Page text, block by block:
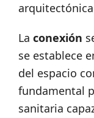
La conexión
se establece
del espacio
fundamental
sanitaria